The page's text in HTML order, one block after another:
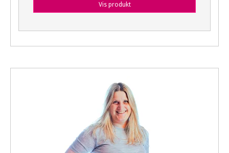
Vis produkt